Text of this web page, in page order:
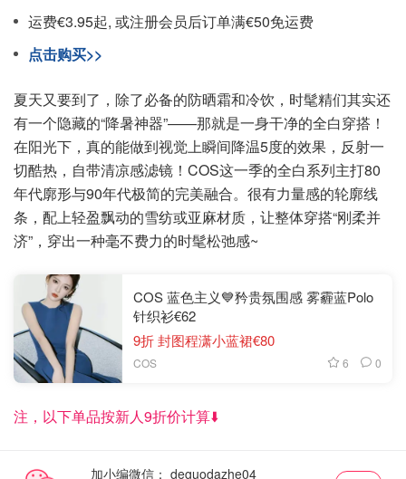
运费€3.95起, 或注册会员后订单满€50免运费
点击购买>>
夏天又要到了，除了必备的防晒霜和冷饮，时髦精们其实还
有一个隐藏的“降暑神器”——那就是一身干净的全白穿搭！
在阳光下，真的能做到视觉上瞬间降温5度的效果，反射一
切酷热，自带清凉感滤镜！COS这一季的全白系列主打80
年代廓形与90年代极简的完美融合。很有力量感的轮廓线
条，配上轻盈飘动的雪纺或亚麻材质，让整体穿搭“刚柔并
济”，穿出一种毫不费力的时髦松弛感~
COS 蓝色主义💙矜贵氛围感 雾霾蓝Polo
针织衫€62
9折 封图程潇小蓝裙€80
COS 6 0
注，以下单品按新人9折价计算⬇️
加小编微信：